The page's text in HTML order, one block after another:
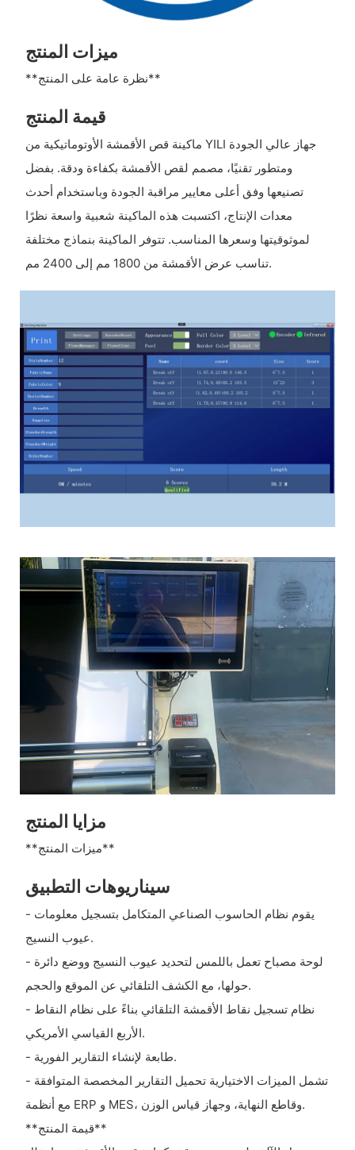
ميزات المنتج
**نظرة عامة على المنتج**
قيمة المنتج
ماكينة قص الأقمشة الأوتوماتيكية من YILI جهاز عالي الجودة
ومتطور تقنيًا، مصمم لقص الأقمشة بكفاءة ودقة. بفضل
تصنيعها وفق أعلى معايير مراقبة الجودة وباستخدام أحدث
معدات الإنتاج، اكتسبت هذه الماكينة شعبية واسعة نظرًا
لموثوقيتها وسعرها المناسب. تتوفر الماكينة بنماذج مختلفة
تناسب عرض الأقمشة من 1800 مم إلى 2400 مم.
مزايا المنتج
**ميزات المنتج**
سيناريوهات التطبيق
- يقوم نظام الحاسوب الصناعي المتكامل بتسجيل معلومات
عيوب النسيج.
- لوحة مصباح تعمل باللمس لتحديد عيوب النسيج ووضع دائرة
حولها، مع الكشف التلقائي عن الموقع والحجم.
- نظام تسجيل نقاط الأقمشة التلقائي بناءً على نظام النقاط
الأربع القياسي الأمريكي.
- طابعة لإنشاء التقارير الفورية.
- تشمل الميزات الاختيارية تحميل التقارير المخصصة المتوافقة
مع أنظمة ERP و MES، وقاطع النهاية، وجهاز قياس الوزن.
**قيمة المنتج**